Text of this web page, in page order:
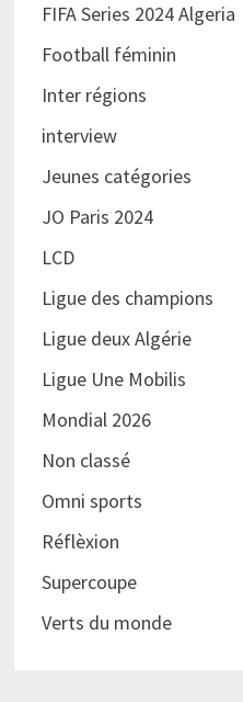
FIFA Series 2024 Algeria
Football féminin
Inter régions
interview
Jeunes catégories
JO Paris 2024
LCD
Ligue des champions
Ligue deux Algérie
Ligue Une Mobilis
Mondial 2026
Non classé
Omni sports
Réflèxion
Supercoupe
Verts du monde